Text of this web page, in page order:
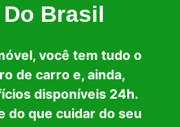
Brasil
você tem tudo o
de carro e, ainda,
disponíveis 24h.
do que cuidar do seu